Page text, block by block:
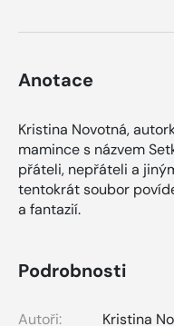
Anotace
Kristina Novotná,
mamince s názvem
přáteli, nepřáteli a
tentokrát soubor
a fantazií.
Podrobnosti
Autoři:
Kristina